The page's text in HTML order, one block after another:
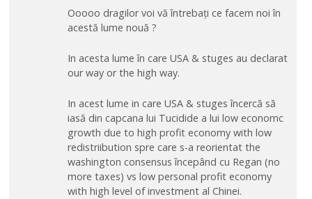
Ooooo dragilor voi vă întrebați ce facem noi în
acestă lume nouă ?
In acesta lume în care USA & stuges au declarat
our way or the high way.
In acest lume in care USA & stuges încercă să
iasă din capcana lui Tucidide a lui low economc
growth due to high profit economy with low
redistriibution spre care s-a reorientat the
washington consensus începând cu Regan (no
more taxes) vs low personal profit economy
with high level of investment al Chinei.